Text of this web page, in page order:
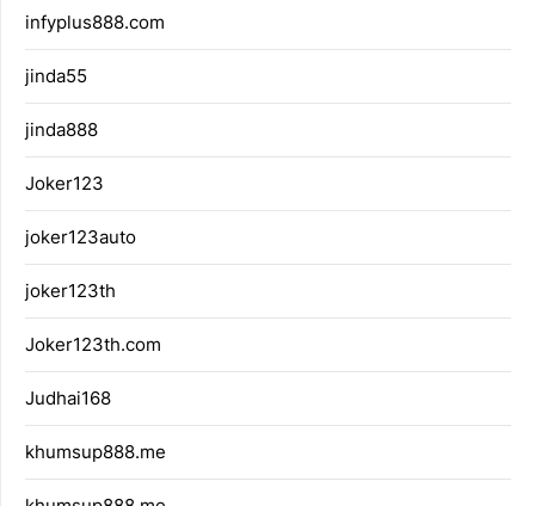
infyplus888.com
jinda55
jinda888
Joker123
joker123auto
joker123th
Joker123th.com
Judhai168
khumsup888.me